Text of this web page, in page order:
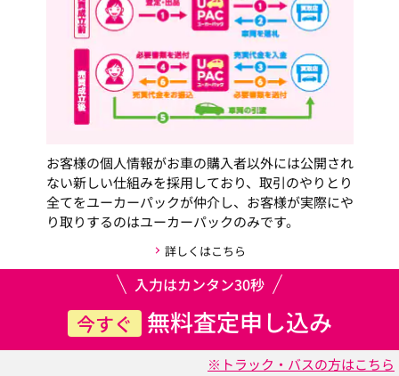
お客様の個人情報がお車の購入者以外には公開され
ない新しい仕組みを採用しており、取引のやりとり
全てをユーカーパックが仲介し、お客様が実際にや
り取りするのはユーカーパックのみです。
詳しくはこちら
入力はカンタン30秒
今すぐ 無料査定申し込み
※トラック・バスの方はこちら